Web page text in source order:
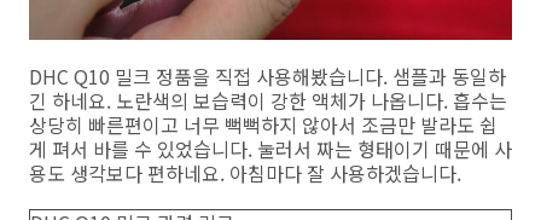
DHC Q10 밀크 정품을 직접 사용해봤습니다. 샘플과 동일하
긴 하네요. 노란색의 보습력이 강한 액체가 나옵니다. 흡수는
상당히 빠른편이고 너무 뻑뻑하지 않아서 조금만 발라도 쉽
게 펴서 바를 수 있었습니다. 눌러서 짜는 형태이기 때문에 사
용도 생각보다 편하네요. 아침마다 잘 사용하겠습니다.